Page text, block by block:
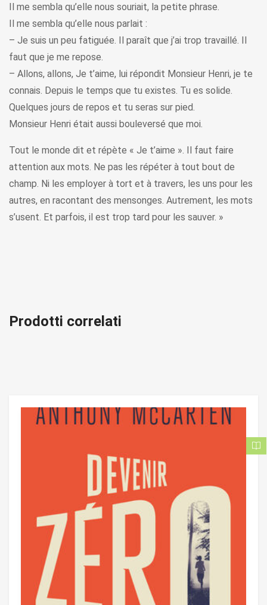
Il me sembla qu’elle nous souriait, la petite phrase.
Il me sembla qu’elle nous parlait :
– Je suis un peu fatiguée. Il paraît que j’ai trop travaillé. Il
faut que je me repose.
– Allons, allons, Je t’aime, lui répondit Monsieur Henri, je te
connais. Depuis le temps que tu existes. Tu es solide.
Quelques jours de repos et tu seras sur pied.
Monsieur Henri était aussi bouleversé que moi.
Tout le monde dit et répète « Je t’aime ». Il faut faire
attention aux mots. Ne pas les répéter à tout bout de
champ. Ni les employer à tort et à travers, les uns pour les
autres, en racontant des mensonges. Autrement, les mots
s’usent. Et parfois, il est trop tard pour les sauver. »
Prodotti correlati